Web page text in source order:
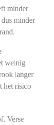
minder
minder
weinig
langer
het risico
Verse